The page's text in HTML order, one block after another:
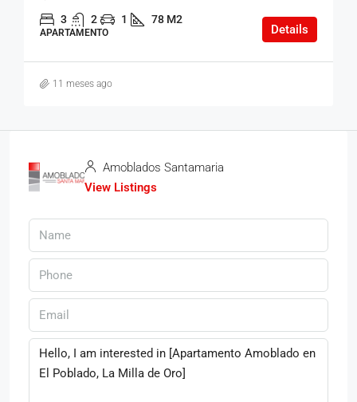
3 2 1 78 M2
APARTAMENTO Details
11 meses ago
Amoblados Santamaria
View Listings